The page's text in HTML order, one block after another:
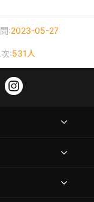
:2023-05-27
:531人